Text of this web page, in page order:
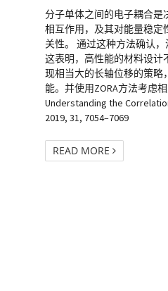
分子单体之间的电子耦合是
相互作用，及其对能量稳定
关性。 通过这种方法确认
这表明，高性能的材料设计
现相当大的长轴位移的策略
能。并使用ZORA方法考虑
Understanding the
2019, 31, 7054–7069
READ MORE